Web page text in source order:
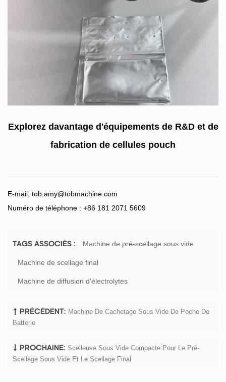
Explorez davantage d'équipements de R&D et de
fabrication de cellules pouch
E-mail: tob.amy@tobmachine.com
Numéro de téléphone : +86 181 2071 5609
TAGS ASSOCIÉS : Machine de pré-scellage sous vide
Machine de scellage final
Machine de diffusion d'électrolytes
PRÉCÉDENT: Machine De Cachetage Sous Vide De Poche De
Batterie
PROCHAINE: Scelleuse Sous Vide Compacte Pour Le Pré-
Scellage Sous Vide Et Le Scellage Final